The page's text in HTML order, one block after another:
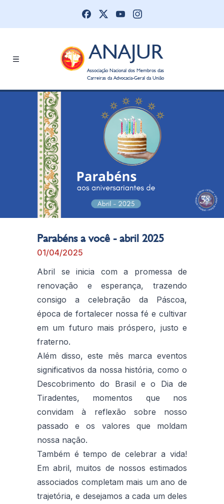
ANAJUR
Associação Nacional dos Membros das
Carreiras da Advocacia-Geral da União
Parabéns a você - abril 2025
01/04/2025
Abril se inicia com a promessa de
renovação e esperança, trazendo
consigo a celebração da Páscoa,
época de fortalecer nossa fé e cultivar
em um futuro mais próspero, justo e
fraterno.
Além disso, este mês marca eventos
significativos da nossa história, como o
Descobrimento do Brasil e o Dia de
Tiradentes, momentos que nos
convidam à reflexão sobre nosso
passado e os valores que moldam
nossa nação.
Também é tempo de celebrar a vida!
Em abril, muitos de nossos estimados
associados completam mais um ano de
trajetória, e desejamos a cada um deles